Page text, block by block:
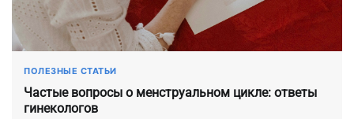
ПОЛЕЗНЫЕ СТАТЬИ
Частые вопросы о менструальном цикле: ответы
гинекологов